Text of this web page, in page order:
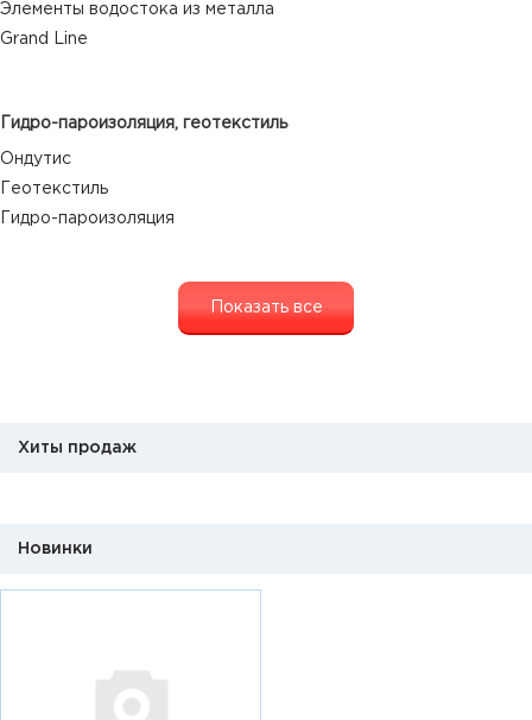
Элементы водостока из металла
Grand Line
Гидро-пароизоляция, геотекстиль
Ондутис
Геотекстиль
Гидро-пароизоляция
Показать все
Хиты продаж
Новинки